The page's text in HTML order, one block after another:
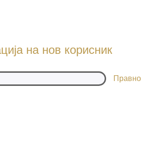
на нов корисник